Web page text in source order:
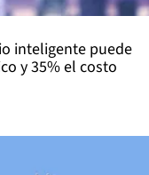
inteligente puede
y 35% el costo